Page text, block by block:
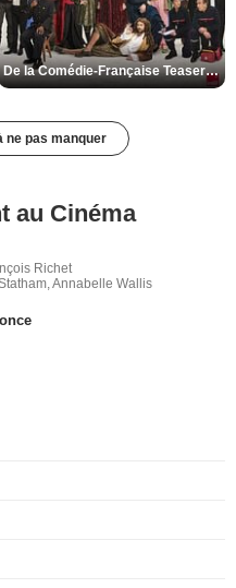
De la Comédie-Française Teaser VF
ne pas manquer
au Cinéma
Richet
Annabelle Wallis